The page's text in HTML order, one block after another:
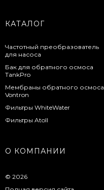
КАТАЛОГ
Частотный преобразователь
для насоса
Бак для обратного осмоса
TankPro
Мембраны обратного осмоса
Vontron
Фильтры WhiteWater
Фильтры Atoll
О КОМПАНИИ
© 2026